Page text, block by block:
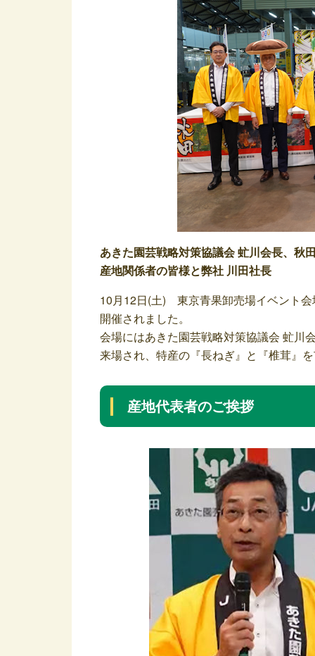
あきた園芸戦略対策協議会 虻川会長、秋
産地関係者の皆様と弊社 川田社長
10月12日(土) 東京青果卸売場イベント
開催されました。
会場にはあきた園芸戦略対策協議会 虻川
来場され、特産の『長ねぎ』と『椎茸』
産地代表者のご挨拶